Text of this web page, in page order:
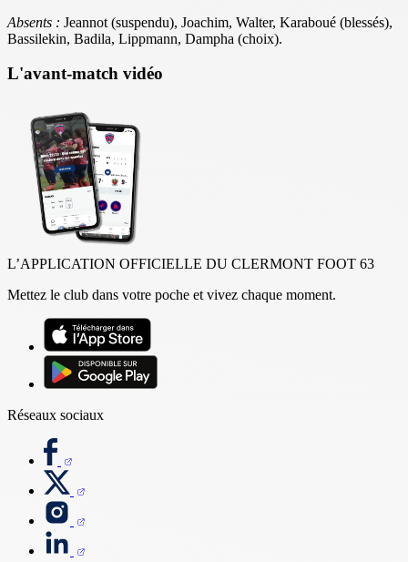
Absents : Jeannot (suspendu), Joachim, Walter, Karaboué (blessés),
Bassilekin, Badila, Lippmann, Dampha (choix).
L'avant-match vidéo
L’APPLICATION OFFICIELLE DU CLERMONT FOOT 63
Mettez le club dans votre poche et vivez chaque moment.
Réseaux sociaux